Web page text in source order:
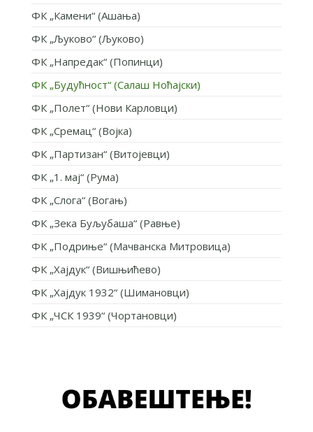
ФК „Камени“ (Ашања)
ФК „Љуково“ (Љуково)
ФК „Напредак“ (Попинци)
ФК „Будућност“ (Салаш Ноћајски)
ФК „Полет“ (Нови Карловци)
ФК „Сремац“ (Војка)
ФК „Партизан“ (Витојевци)
ФК „1. мај“ (Рума)
ФК „Слога“ (Вогањ)
ФК „Зека Буљубаша“ (Равње)
ФК „Подриње“ (Мачванска Митровица)
ФК „Хајдук“ (Вишњићево)
ФК „Хајдук 1932“ (Шимановци)
ФК „ЧСК 1939“ (Чортановци)